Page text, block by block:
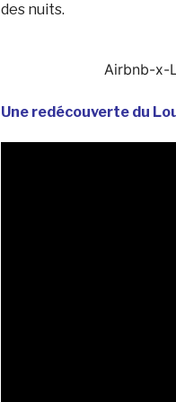
des nuits.
Airbnb-x-
Une redécouverte du